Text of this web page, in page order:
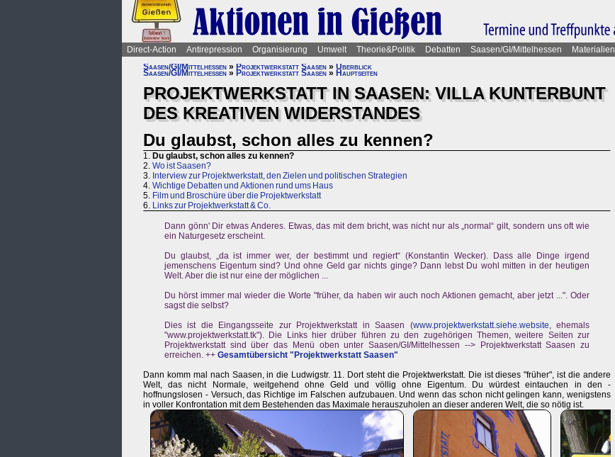
Direct-Action Antirepression Organisierung Umwelt Theorie&Politik Debatten Saasen/GI/Mittelhessen Materialien
Saasen/GI/Mittelhessen » Projektwerkstatt Saasen » Überblick
Saasen/GI/Mittelhessen » Projektwerkstatt Saasen » Hauptseiten
PROJEKTWERKSTATT IN SAASEN: VILLA KUNTERBUNT
DES KREATIVEN WIDERSTANDES
Du glaubst, schon alles zu kennen?
1. Du glaubst, schon alles zu kennen?
2. Wo ist Saasen?
3. Interview zur Projektwerkstatt, den Zielen und politischen Strategien
4. Wichtige Debatten und Aktionen rund ums Haus
5. Film und Broschüre über die Projektwerkstatt
6. Links zur Projektwerkstatt & Co.
Dann gönn' Dir etwas Anderes. Etwas, das mit dem bricht, was nicht nur als „normal“ gilt, sondern uns oft wie
ein Naturgesetz erscheint.
Du glaubst, „da ist immer wer, der bestimmt und regiert“ (Konstantin Wecker). Dass alle Dinge irgend
jemenschens Eigentum sind? Und ohne Geld gar nichts ginge? Dann lebst Du wohl mitten in der heutigen
Welt. Aber die ist nur eine der möglichen ...
Du hörst immer mal wieder die Worte "früher, da haben wir auch noch Aktionen gemacht, aber jetzt ...". Oder
sagst die selbst?
Dies ist die Eingangsseite zur Projektwerkstatt in Saasen (www.projektwerkstatt.siehe.website, ehemals
"www.projektwerkstatt.tk"). Die Links hier drüber führen zu den zugehörigen Themen, weitere Seiten zur
Projektwerkstatt sind über das Menü oben unter Saasen/GI/Mittelhessen --> Projektwerkstatt Saasen zu
erreichen. ++ Gesamtübersicht "Projektwerkstatt Saasen"
Dann komm mal nach Saasen, in die Ludwigstr. 11. Dort steht die Projektwerkstatt. Die ist dieses "früher", ist die andere
Welt, das nicht Normale, weitgehend ohne Geld und völlig ohne Eigentum. Du würdest eintauchen in den -
hoffnungslosen - Versuch, das Richtige im Falschen aufzubauen. Und wenn das schon nicht gelingen kann, wenigstens
in voller Konfrontation mit dem Bestehenden das Maximale herauszuholen an dieser anderen Welt, die so nötig ist.